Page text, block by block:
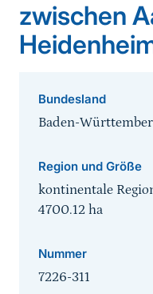
zwischen
Bundesland
Baden-
Region und Größe
kontinentale
4700.12 ha
Nummer
7226-311